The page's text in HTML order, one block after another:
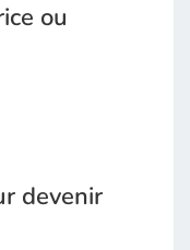
ou
devenir